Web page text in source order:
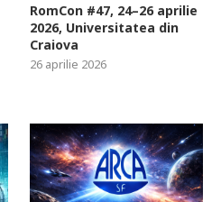
RomCon #47, 24–26 aprilie
2026, Universitatea din
Craiova
26 aprilie 2026